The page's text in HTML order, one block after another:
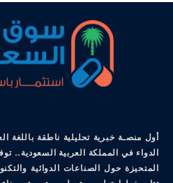
أول منصـة خبرية تحليلية ناطقة باللغة
الدواء في المملكة العربية السعودية..
المتحيزة حول الصناعات الدوائية